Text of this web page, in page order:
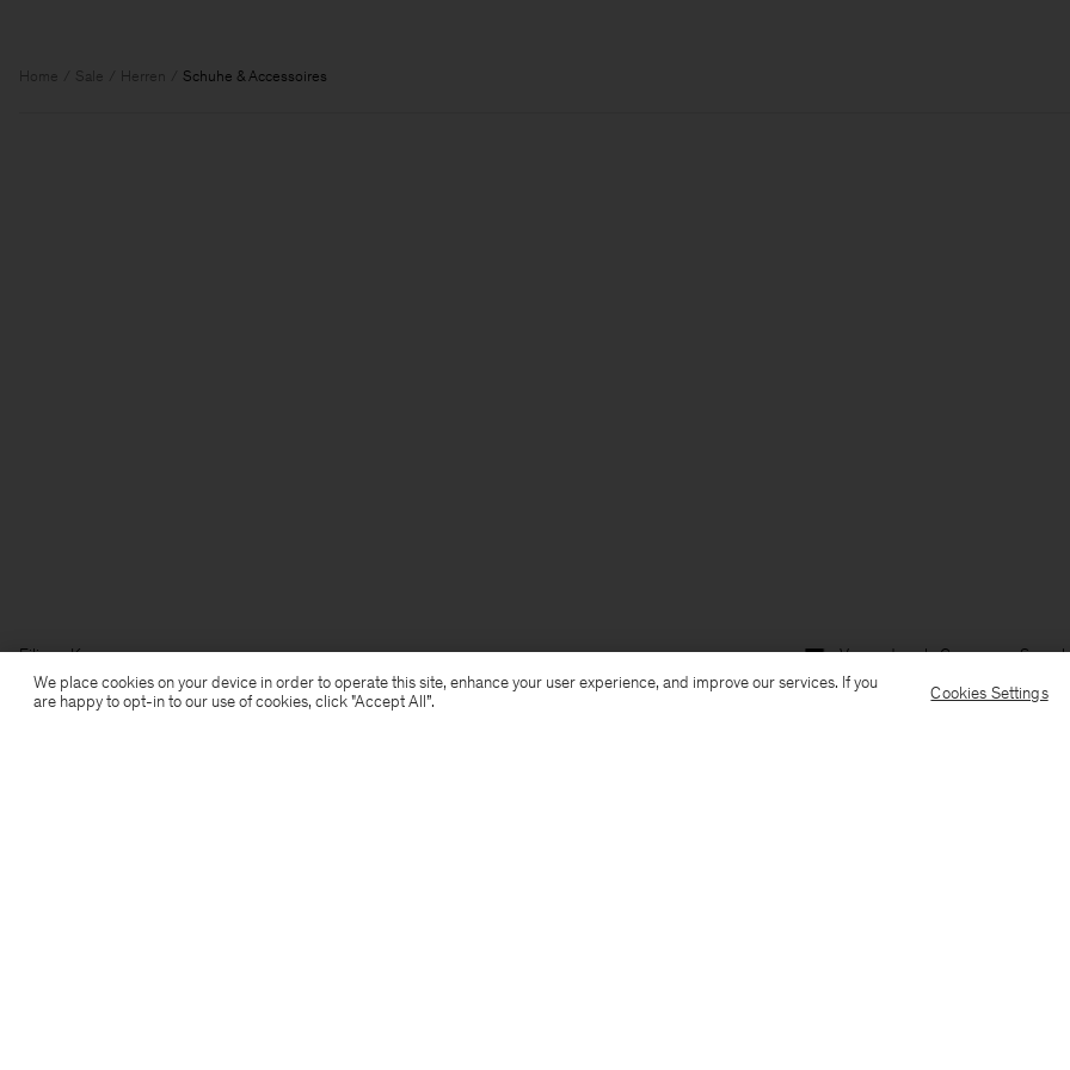
Home Sale Herren Schuhe & Accessoires
Filippa K Versand nach: Germany
We place cookies on your device in order to operate this site, enhance your user experience, and improve our services. If you
are happy to opt-in to our use of cookies, click "Accept All”.
Cookies Settings